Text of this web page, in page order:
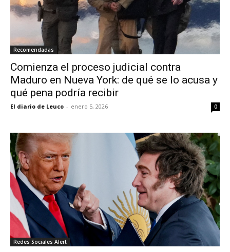
Recomendadas
Comienza el proceso judicial contra
Maduro en Nueva York: de qué se lo acusa y
qué pena podría recibir
El diario de Leuco - enero 5, 2026 0
Redes Sociales Alert